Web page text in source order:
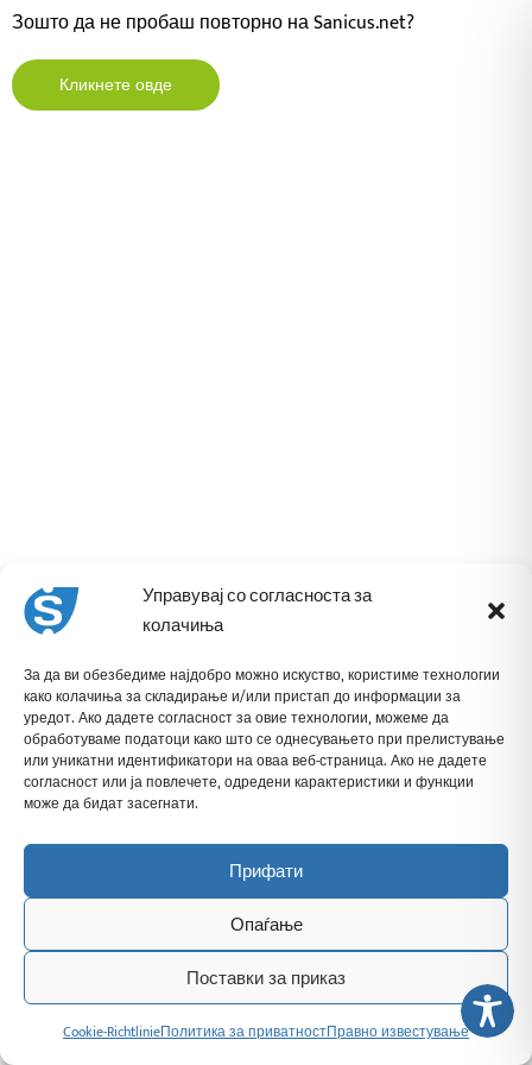
Управувај со согласноста за
колачиња
За да ви обезбедиме најдобро можно искуство, користиме технологии
како колачиња за складирање и/или пристап до информации за
уредот. Ако дадете согласност за овие технологии, можеме да
обработуваме податоци како што се однесувањето при прелистување
или уникатни идентификатори на оваа веб-страница. Ако не дадете
согласност или ја повлечете, одредени карактеристики и функции
може да бидат засегнати.
Прифати
Опаѓање
Поставки за приказ
Cookie-RichtlinieПолитика за приватностПравно известување
Зошто да не пробаш повторно на Sanicus.net?
Кликнете овде